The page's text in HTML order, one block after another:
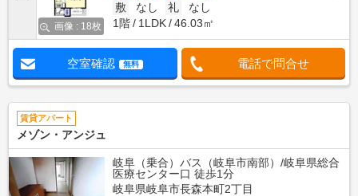
画像 : 18枚
敷
なし 礼
なし
1階
1LDK 46.03㎡
空室確認 無料 電話で問合せ
賃貸アパート
メゾン・アンジュ
岐阜（乗合）バス（岐阜市南部）/岐阜県総合
医療センター口 徒歩1分
岐阜県岐阜市長森本町2丁目